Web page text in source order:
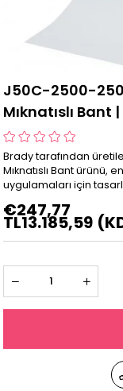
J50C-2500-
Mıknatıslı Bant |
Brady tarafından
Mıknatıslı Bant ürünü,
uygulamaları için
€247,77
TL13.185,59